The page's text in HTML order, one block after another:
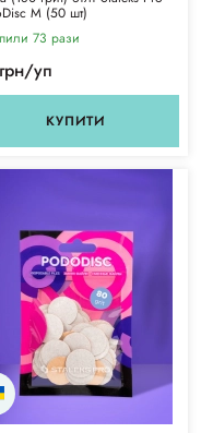
M (50 шт)
73 рази
уп
КУПИТИ